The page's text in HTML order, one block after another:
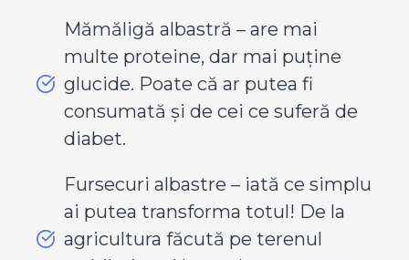
Mămăligă albastră – are mai
multe proteine, dar mai puține
glucide. Poate că ar putea fi
consumată și de cei ce suferă de
diabet.
Fursecuri albastre – iată ce simplu
ai putea transforma totul! De la
agricultura făcută pe terenul